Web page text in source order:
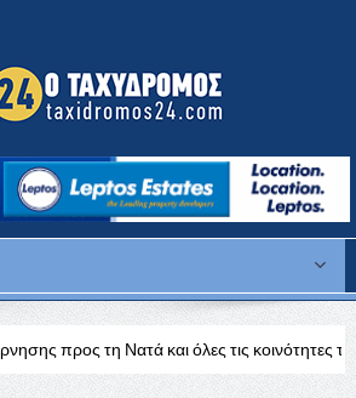
και όλες τις κοινότητες της Πάφου»